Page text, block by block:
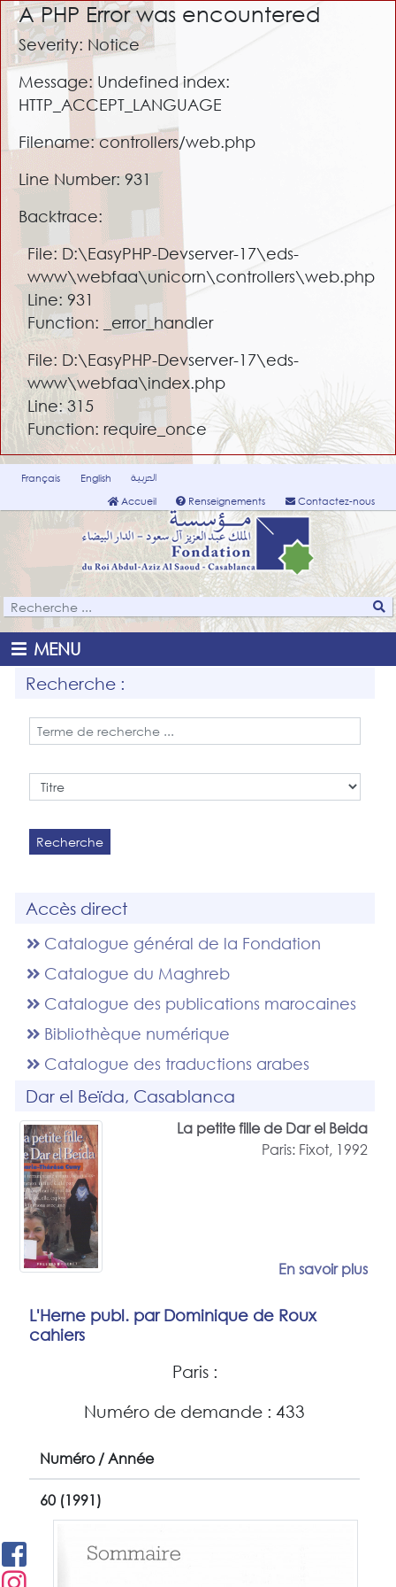
A PHP Error was encountered
Severity: Notice
Message: Undefined index:
HTTP_ACCEPT_LANGUAGE
Filename: controllers/web.php
Line Number: 931
Backtrace:
File: D:\EasyPHP-Devserver-17\eds-
www\webfaa\unicorn\controllers\web.php
Line: 931
Function: _error_handler
File: D:\EasyPHP-Devserver-17\eds-
www\webfaa\index.php
Line: 315
Function: require_once
Français English
العربية
Accueil
Renseignements Contactez-nous
MENU
Recherche :
Recherche
Accès direct
Catalogue général de la Fondation
Catalogue du Maghreb
Catalogue des publications marocaines
Bibliothèque numérique
Catalogue des traductions arabes
Dar el Beïda, Casablanca
La petite fille de Dar el Beida
Paris: Fixot, 1992
En savoir plus
L'Herne publ. par Dominique de Roux
cahiers
Paris :
Numéro de demande : 433
Numéro / Année
60 (1991)